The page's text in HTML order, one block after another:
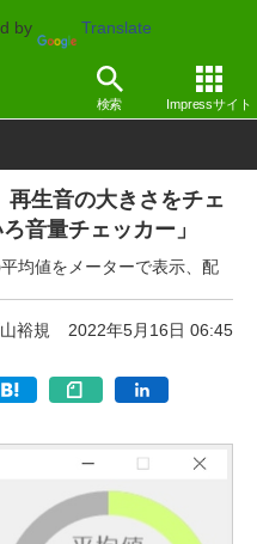
by Translate
検索 Impressサイト
生音の大きさをチェ
音量チェッカー」
均値をメーターで表示、配
裕規 2022年5月16日 06:45